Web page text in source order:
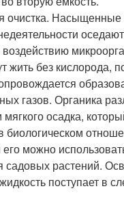
очистка. Насыщенные
жить без кислорода,
газов. Органика
осадка,
биологическом
можно
садовых растений.
поступает в